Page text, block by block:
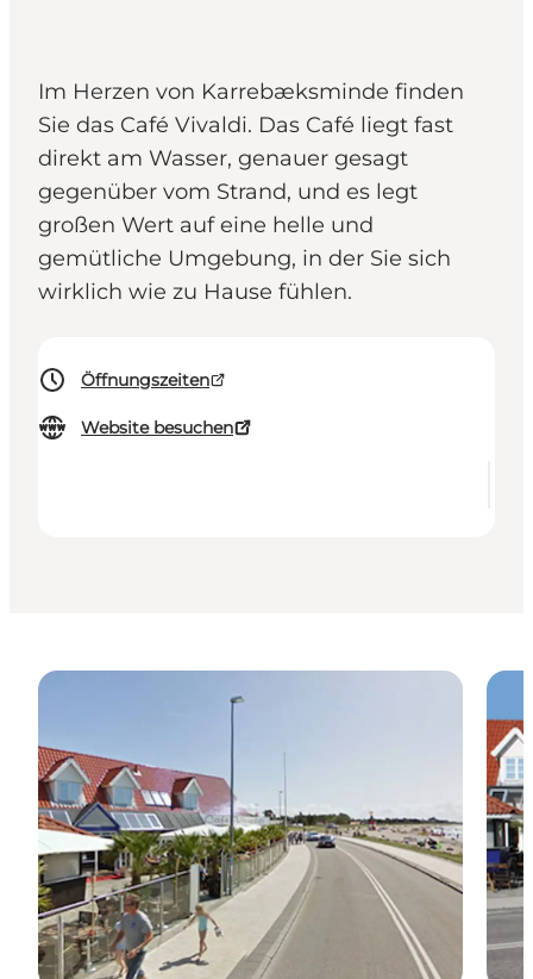
Im Herzen von Karrebæksminde finden
Sie das Café Vivaldi. Das Café liegt fast
direkt am Wasser, genauer gesagt
gegenüber vom Strand, und es legt
großen Wert auf eine helle und
gemütliche Umgebung, in der Sie sich
wirklich wie zu Hause fühlen.
Öffnungszeiten
Website besuchen